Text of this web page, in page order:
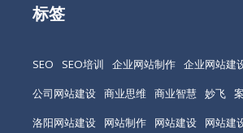
标签
SEO SEO培训 企业网站制作 企业网站建
公司网站建设 商业思维 商业智慧 妙飞
洛阳网站建设
网站制作 网站建设
网站建